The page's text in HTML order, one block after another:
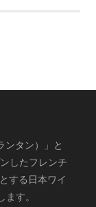
タン）」と
したフレンチ
する日本ワイ
す。